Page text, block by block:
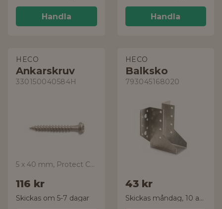
Handla Handla
HECO
Ankarskruv
330150040584H
5 x 40 mm, Protect C4, 250-pack
116 kr
Skickas om 5-7 dagar
HECO
Balksko
793045168020
43 kr
Skickas måndag, 10 aug.